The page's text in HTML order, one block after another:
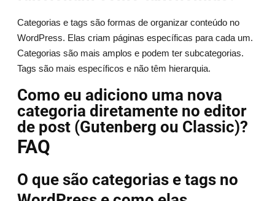
Categorias e tags são formas de organizar conteúdo no
WordPress. Elas criam páginas específicas para cada um.
Categorias são mais amplos e podem ter subcategorias.
Tags são mais específicos e não têm hierarquia.
Como eu adiciono uma nova
categoria diretamente no editor
de post (Gutenberg ou Classic)?
FAQ
O que são categorias e tags no